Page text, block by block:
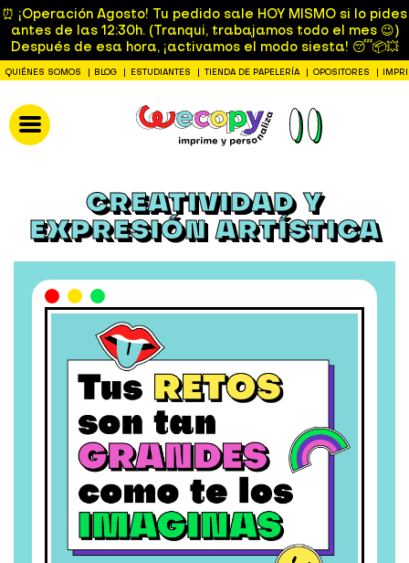
⏰ ¡Operación Agosto! Tu pedido sale HOY MISMO si lo pides
antes de las 12:30h. (Tranqui, trabajamos todo el mes 😉)
Después de esa hora, ¡activamos el modo siesta! 😴📦💥
QUIÉNES SOMOS BLOG ESTUDIANTES TIENDA DE PAPELERÍA OPOSITORES
CREATIVIDAD Y
EXPRESIÓN ARTÍSTICA